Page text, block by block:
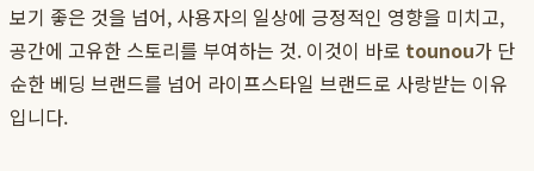
보기 좋은 것을 넘어, 사용자의 일상에 긍정적인 영향을 미치고,
공간에 고유한 스토리를 부여하는 것. 이것이 바로 tounou가 단
순한 베딩 브랜드를 넘어 라이프스타일 브랜드로 사랑받는 이유
입니다.